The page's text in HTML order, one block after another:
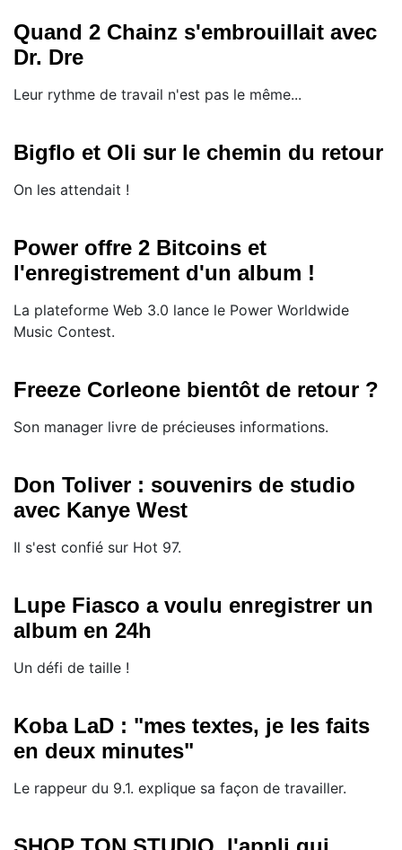
Quand 2 Chainz s'embrouillait avec
Dr. Dre
Leur rythme de travail n'est pas le même...
Bigflo et Oli sur le chemin du retour
On les attendait !
Power offre 2 Bitcoins et
l'enregistrement d'un album !
La plateforme Web 3.0 lance le Power Worldwide
Music Contest.
Freeze Corleone bientôt de retour ?
Son manager livre de précieuses informations.
Don Toliver : souvenirs de studio
avec Kanye West
Il s'est confié sur Hot 97.
Lupe Fiasco a voulu enregistrer un
album en 24h
Un défi de taille !
Koba LaD : "mes textes, je les faits
en deux minutes"
Le rappeur du 9.1. explique sa façon de travailler.